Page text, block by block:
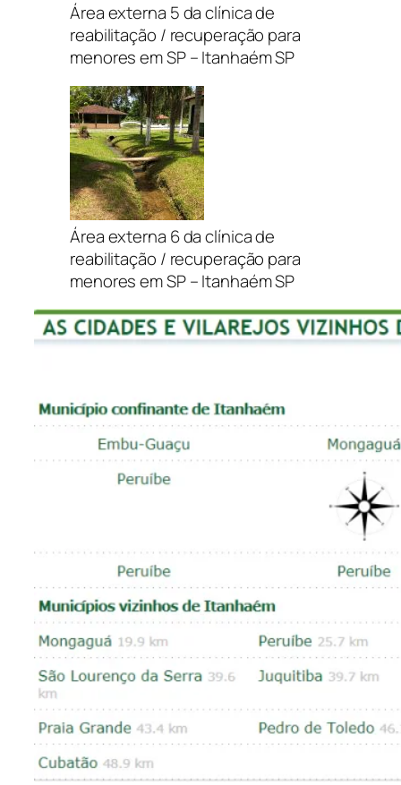
Área externa 5 da clínica de
reabilitação / recuperação para
menores em SP – Itanhaém SP
Área externa 6 da clínica de
reabilitação / recuperação para
menores em SP – Itanhaém SP